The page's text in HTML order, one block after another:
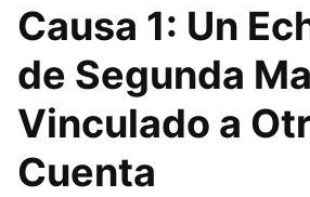
Causa 1: Un
de Segunda
Vinculado a
Cuenta